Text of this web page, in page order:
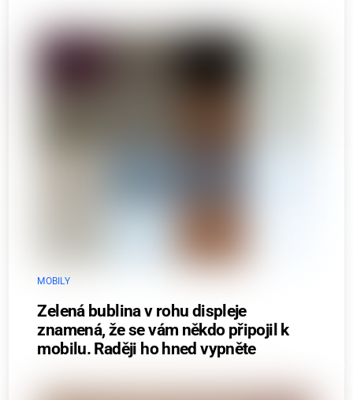
MOBILY
Zelená bublina v rohu displeje
znamená, že se vám někdo připojil k
mobilu. Raději ho hned vypněte